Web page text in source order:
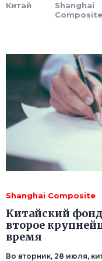
Китай
Shanghai
Composite
Shanghai Composite
Китайский
второе
время
Во вторник, 28 июля,